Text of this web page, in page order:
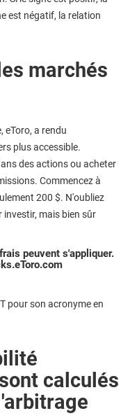
est négatif, la relation
marchés
eToro, a rendu
plus accessible.
des actions ou acheter
Commencez à
200 $. N'oubliez
mais bien sûr
peuvent s'appliquer.
pour son acronyme en
calculés